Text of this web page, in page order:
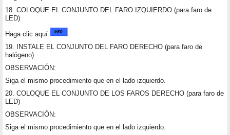
18. COLOQUE EL CONJUNTO DEL FARO IZQUIERDO (para faro de
LED)
Haga clic aquí
19. INSTALE EL CONJUNTO DEL FARO DERECHO (para faro de
halógeno)
OBSERVACIÓN:
Siga el mismo procedimiento que en el lado izquierdo.
20. COLOQUE EL CONJUNTO DE LOS FAROS DERECHO (para faro de
LED)
OBSERVACIÓN:
Siga el mismo procedimiento que en el lado izquierdo.